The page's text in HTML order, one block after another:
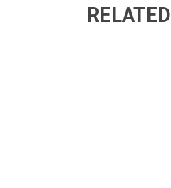
RELATED